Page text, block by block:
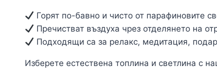
Горят по-бавно и чисто от парафиновите
Пречистват въздуха чрез отделянето на
Подходящи са за релакс, медитация,
Изберете естествена топлина и светлина с